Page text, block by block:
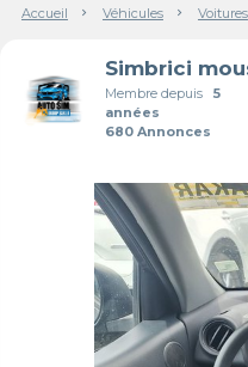
Accueil Véhicules Voitures
Membre depuis5
années
680 Annonces